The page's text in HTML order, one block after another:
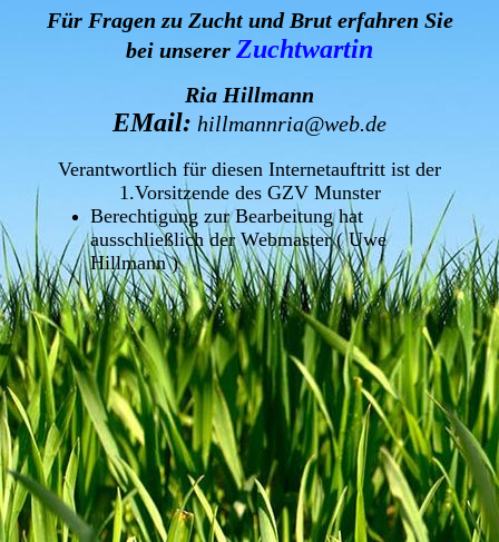
Für Fragen zu Zucht und Brut erfahren Sie
bei unserer Zuchtwartin
Ria Hillmann
EMail: hillmannria@web.de
Verantwortlich für diesen Internetauftritt ist der
1.Vorsitzende des GZV Munster
Berechtigung zur Bearbeitung hat
ausschließlich der Webmaster ( Uwe
Hillmann )